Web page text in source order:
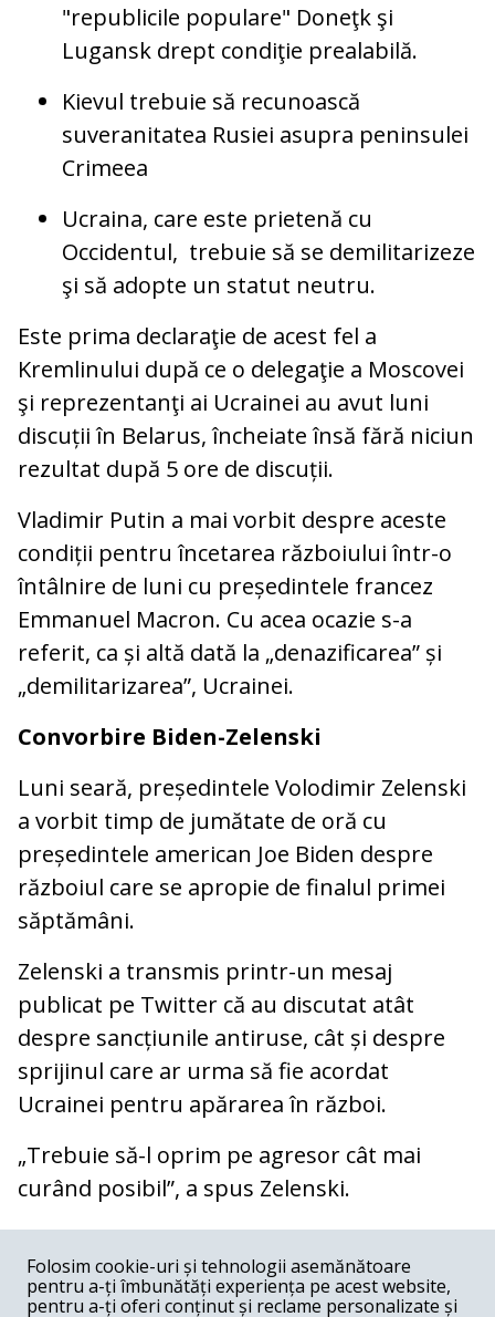
"republicile populare" Doneţk şi
Lugansk drept condiţie prealabilă.
Kievul trebuie să recunoască
suveranitatea Rusiei asupra peninsulei
Crimeea
Ucraina, care este prietenă cu
Occidentul, trebuie să se demilitarizeze
şi să adopte un statut neutru.
Este prima declaraţie de acest fel a
Kremlinului după ce o delegaţie a Moscovei
şi reprezentanţi ai Ucrainei au avut luni
discuții în Belarus, încheiate însă fără niciun
rezultat după 5 ore de discuții.
Vladimir Putin a mai vorbit despre aceste
condiții pentru încetarea războiului într-o
întâlnire de luni cu președintele francez
Emmanuel Macron. Cu acea ocazie s-a
referit, ca și altă dată la „denazificarea” și
„demilitarizarea”, Ucrainei.
Convorbire Biden-Zelenski
Luni seară, președintele Volodimir Zelenski
a vorbit timp de jumătate de oră cu
președintele american Joe Biden despre
războiul care se apropie de finalul primei
săptămâni.
Zelenski a transmis printr-un mesaj
publicat pe Twitter că au discutat atât
despre sancțiunile antiruse, cât și despre
sprijinul care ar urma să fie acordat
Ucrainei pentru apărarea în război.
„Trebuie să-l oprim pe agresor cât mai
curând posibil”, a spus Zelenski.
COMENTARII
Nume
Folosim cookie-uri și tehnologii asemănătoare
pentru a-ți îmbunătăți experiența pe acest website,
pentru a-ți oferi conținut și reclame personalizate și